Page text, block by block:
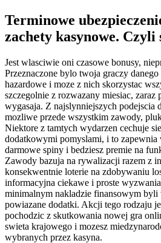
Terminowe
zachety kasynowe. Czyli
Jest wlasciwie oni czasowe bonusy,
Przeznaczone bylo twoja graczy
hazardowe i moze z nich skorzystac
szczegolnie z rozwazany miesiac, zaraz
wygasaja. Z najslynniejszych podejscia
mozliwe przede wszystkim zawody,
Niektore z tamtych wydarzen cechuje
dodatkowymi pomyslami, i to zapewnia
darmowe spiny i bedziesz premie na
Zawody bazuja na rywalizacji razem z
konsekwentnie loterie na zdobywaniu
informacyjna ciekawe i proste
minimalnym nakladzie finansowym byli
powiazane dodatki. Akcji tego rodzaju
pochodzic z skutkowania nowej gra
swieta krajowego i mozesz
wybranych przez kasyna.